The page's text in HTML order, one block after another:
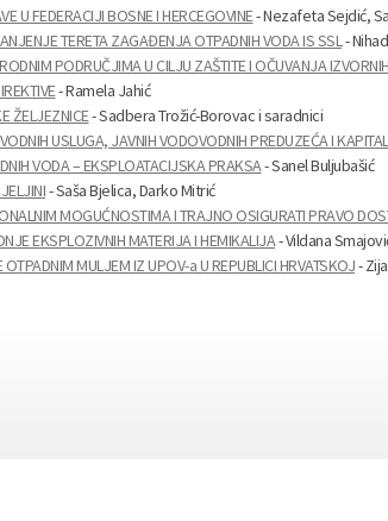
U FEDERACIJI BOSNE I HERCEGOVINE- Nezafeta Sejdić,
TERETA ZAGAĐENJA OTPADNIH VODA IS SSL-
PODRUČJIMA U CILJU ZAŠTITE I OČUVANJA
- Ramela Jahić
ŽELJEZNICE- Sadbera Trožić-Borovac i saradnici
USLUGA, JAVNIH VODOVODNIH PREDUZEĆA I
VODA – EKSPLOATACIJSKA PRAKSA- Sanel Buljubašić
- Saša Bjelica, Darko Mitrić
MOGUĆNOSTIMA I TRAJNO OSIGURATI PRAVO
EKSPLOZIVNIH MATERIJA I HEMIKALIJA- Vildana
MULJEM IZ UPOV-a U REPUBLICI HRVATSKOJ-